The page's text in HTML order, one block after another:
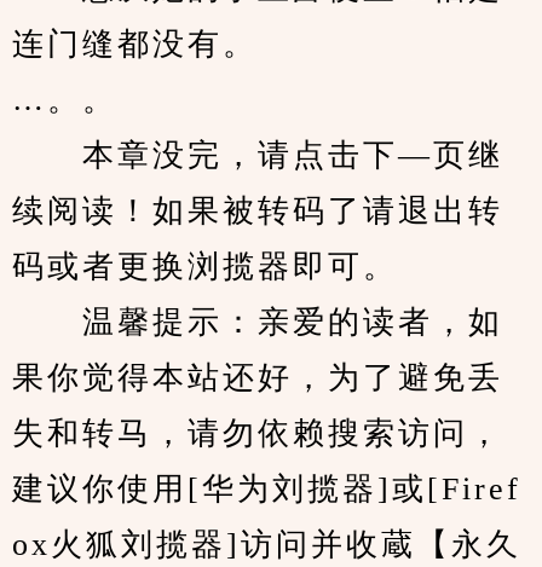
连门缝都没有。
…。。
本章没完，请点击下—页继
续阅读！如果被转码了请退出转
码或者更换浏揽器即可。
温馨提示：亲爱的读者，如
果你觉得本站还好，为了避免丢
失和转马，请勿依赖搜索访问，
建议你使用[华为刘揽器]或[Firef
ox火狐刘揽器]访问并收蔵【永久